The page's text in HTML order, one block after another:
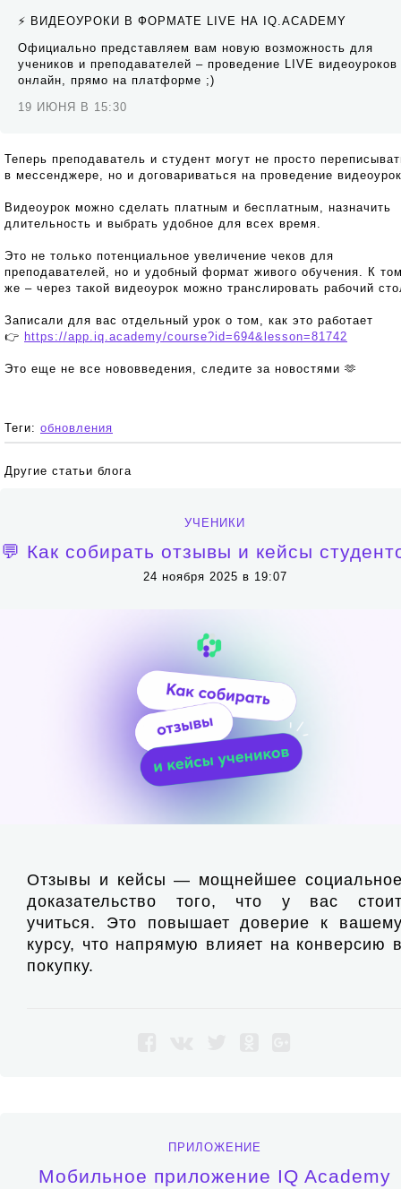
⚡️ ВИДЕОУРОКИ В ФОРМАТЕ LIVE НА IQ.ACADEMY
Официально представляем вам новую возможность для
учеников и преподавателей – проведение LIVE видеоуроков
онлайн, прямо на платформе ;)
19 ИЮНЯ В 15:30
Теперь преподаватель и студент могут не просто
в мессенджере, но и договариваться на проведение
Видеоурок можно сделать платным и бесплатным, назначить
длительность и выбрать удобное для всех время.
Это не только потенциальное увеличение чеков для
преподавателей, но и удобный формат живого обучения. К
же – через такой видеоурок можно транслировать рабочий
Записали для вас отдельный урок о том, как это работает
👉 https://app.iq.academy/course?id=694&lesson=81742
Это еще не все нововведения, следите за новостями 🫶
Теги: обновления
Другие статьи блога
УЧЕНИКИ
💬 Как собирать отзывы и кейсы
24 ноября 2025 в 19:07
Отзывы и кейсы — мощнейшее
доказательство того, что у вас
учиться. Это повышает доверие к
курсу, что напрямую влияет на конверсию
покупку.
ПРИЛОЖЕНИЕ
Мобильное приложение IQ Academy